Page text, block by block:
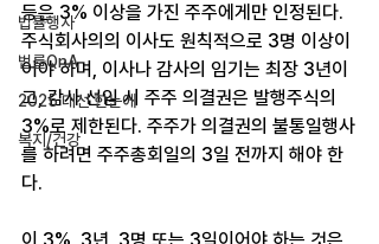
법률행사
법률QnA
2025 대선 한눈에
복지/건강
등은 3% 이상을 가진 주주에게만 인정된다.
주식회사의의 이사도 원칙적으로 3명 이상이
어야 하며, 이사나 감사의 임기는 최장 3년이
고, 감사 선임 시 주주 의결권은 발행주식의
3%로 제한된다. 주주가 의결권의 불통일행사
를 하려면 주주총회일의 3일 전까지 해야 한
다.